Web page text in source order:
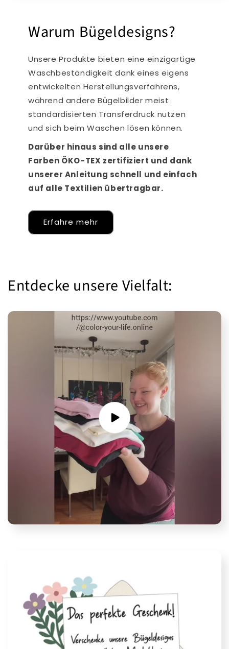
Warum Bügeldesigns?
Unsere Produkte bieten eine einzigartige
Waschbeständigkeit dank eines eigens
entwickelten Herstellungsverfahrens,
während andere Bügelbilder meist
standardisierten Transferdruck nutzen
und sich beim Waschen lösen können.
Darüber hinaus sind alle unsere
Farben ÖKO-TEX zertifiziert und dank
unserer Anleitung schnell und einfach
auf alle Textilien übertragbar.
Erfahre mehr
Entdecke unsere Vielfalt: